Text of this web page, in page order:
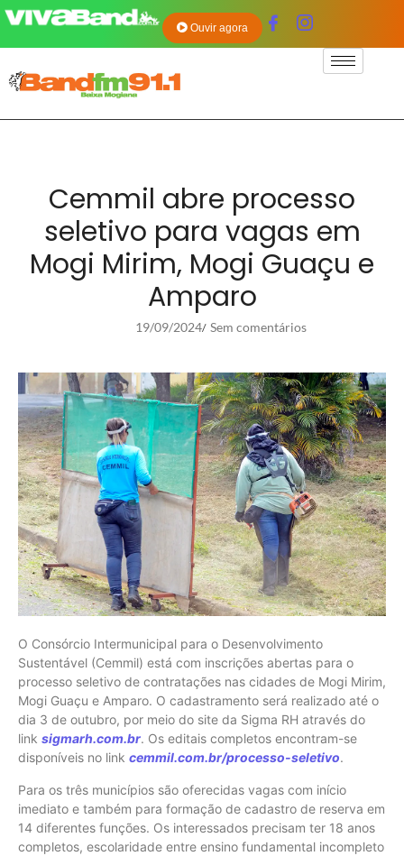
Ouvir agora
Cemmil abre processo
seletivo para vagas em
Mogi Mirim, Mogi Guaçu e
Amparo
19/09/2024/ Sem comentários
O Consórcio Intermunicipal para o Desenvolvimento
Sustentável (Cemmil) está com inscrições abertas para o
processo seletivo de contratações nas cidades de Mogi Mirim,
Mogi Guaçu e Amparo. O cadastramento será realizado até o
dia 3 de outubro, por meio do site da Sigma RH através do
link sigmarh.com.br. Os editais completos encontram-se
disponíveis no link cemmil.com.br/processo-seletivo.
Para os três municípios são oferecidas vagas com início
imediato e também para formação de cadastro de reserva em
14 diferentes funções. Os interessados precisam ter 18 anos
completos, escolaridade entre ensino fundamental incompleto